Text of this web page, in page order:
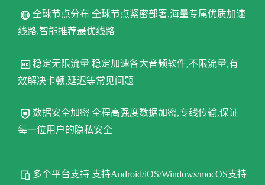
全球节点分布 全球节点紧密部署,海量专属优质加速
线路,智能推荐最优线路
稳定无限流量 稳定加速各大音频软件,不限流量,有
效解决卡顿,延迟等常见问题
数据安全加密 全程高强度数据加密,专线传输,保证
每一位用户的隐私安全
多个平台支持 支持Android/iOS/Windows/mocOS支持